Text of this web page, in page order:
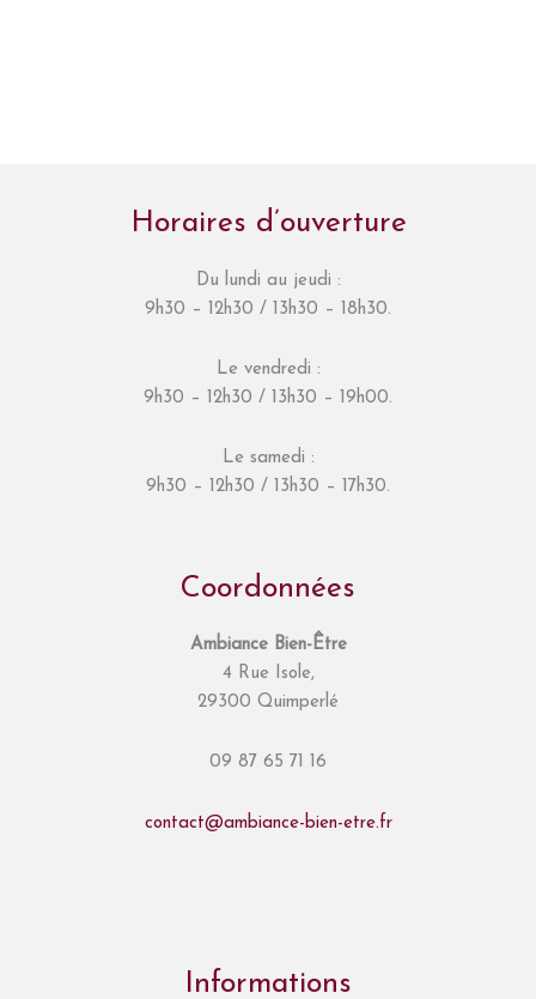
Horaires d’ouverture
Du lundi au jeudi :
9h30 – 12h30 / 13h30 – 18h30.
Le vendredi :
9h30 – 12h30 / 13h30 – 19h00.
Le samedi :
9h30 – 12h30 / 13h30 – 17h30.
Coordonnées
Ambiance Bien-Être
4 Rue Isole,
29300 Quimperlé
09 87 65 71 16
contact@ambiance-bien-etre.fr
Informations